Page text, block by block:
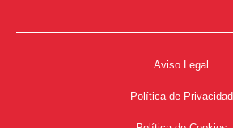
Aviso Legal
Política de Privacidad